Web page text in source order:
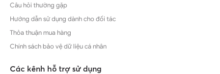
Câu hỏi thường gặp
Hướng dẫn sử dụng dành cho đối tác
Thỏa thuận mua hàng
Chính sách bảo vệ dữ liệu cá nhân
Các kênh hỗ trợ sử dụng